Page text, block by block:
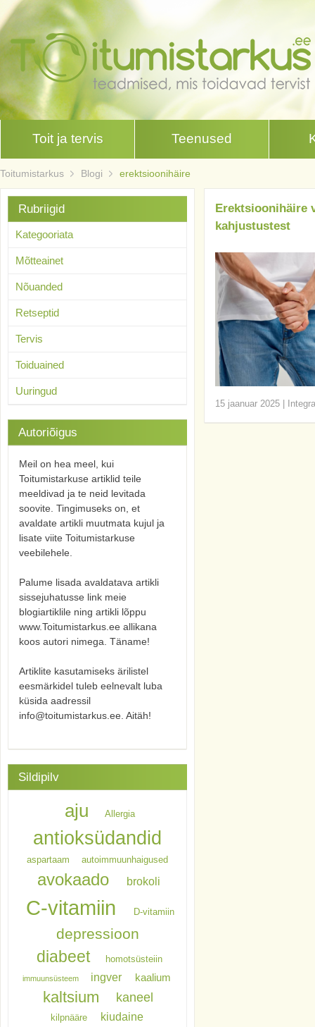
Toit ja tervis Teenused
Toitumistarkus Blogi erektsioonihäire
Erektsioonihäire
kahjustustest
15 jaanuar 2025
Rubriigid
Kategooriata
Mõtteainet
Nõuanded
Retseptid
Tervis
Toiduained
Uuringud
Autoriõigus
Meil on hea meel, kui
Toitumistarkuse artiklid teile
meeldivad ja te neid levitada
soovite. Tingimuseks on, et
avaldate artikli muutmata kujul ja
lisate viite Toitumistarkuse
veebilehele.
Palume lisada avaldatava artikli
sissejuhatusse link meie
blogiartiklile ning artikli lõppu
www.Toitumistarkus.ee allikana
koos autori nimega. Täname!
Artiklite kasutamiseks ärilistel
eesmärkidel tuleb eelnevalt luba
küsida aadressil
info@toitumistarkus.ee. Aitäh!
Sildipilv
aju Allergia
antioksüdandid
aspartaam autoimmuunhaigused
avokaado brokoli
C-vitamiin D-vitamiin
depressioon
diabeet homotsüsteiin
immuunsüsteem ingver kaalium
kaltsium kaneel
kilpnääre kiudaine